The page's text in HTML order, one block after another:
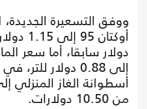
ووفق التسعيرة الجديدة،
إلى 0.88 دولار
من 10.50 دولارات.